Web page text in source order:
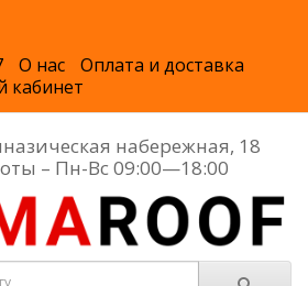
О нас
Оплата и доставка
кабинет
набережная, 18
– Пн-Вс 09:00—18:00